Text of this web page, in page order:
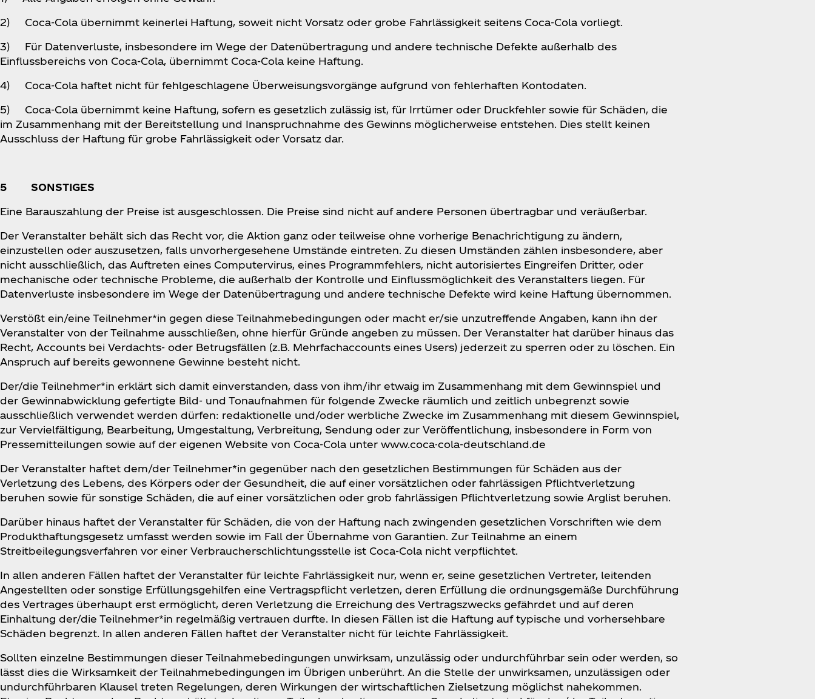
2) Coca‑Cola übernimmt keinerlei Haftung, soweit nicht Vorsatz oder grobe Fahrlässigkeit seitens Coca‑Cola vorliegt.
3) Für Datenverluste, insbesondere im Wege der Datenübertragung und andere technische Defekte außerhalb des
Einflussbereichs von Coca‑Cola, übernimmt Coca‑Cola keine Haftung.
4) Coca‑Cola haftet nicht für fehlgeschlagene Überweisungsvorgänge aufgrund von fehlerhaften Kontodaten.
5) Coca‑Cola übernimmt keine Haftung, sofern es gesetzlich zulässig ist, für Irrtümer oder Druckfehler sowie für Schäden, die
im Zusammenhang mit der Bereitstellung und Inanspruchnahme des Gewinns möglicherweise entstehen. Dies stellt keinen
Ausschluss der Haftung für grobe Fahrlässigkeit oder Vorsatz dar.
5 SONSTIGES
Eine Barauszahlung der Preise ist ausgeschlossen. Die Preise sind nicht auf andere Personen übertragbar und veräußerbar.
Der Veranstalter behält sich das Recht vor, die Aktion ganz oder teilweise ohne vorherige Benachrichtigung zu ändern,
einzustellen oder auszusetzen, falls unvorhergesehene Umstände eintreten. Zu diesen Umständen zählen insbesondere, aber
nicht ausschließlich, das Auftreten eines Computervirus, eines Programmfehlers, nicht autorisiertes Eingreifen Dritter, oder
mechanische oder technische Probleme, die außerhalb der Kontrolle und Einflussmöglichkeit des Veranstalters liegen. Für
Datenverluste insbesondere im Wege der Datenübertragung und andere technische Defekte wird keine Haftung übernommen.
Verstößt ein/eine Teilnehmer*in gegen diese Teilnahmebedingungen oder macht er/sie unzutreffende Angaben, kann ihn der
Veranstalter von der Teilnahme ausschließen, ohne hierfür Gründe angeben zu müssen. Der Veranstalter hat darüber hinaus das
Recht, Accounts bei Verdachts- oder Betrugsfällen (z.B. Mehrfachaccounts eines Users) jederzeit zu sperren oder zu löschen. Ein
Anspruch auf bereits gewonnene Gewinne besteht nicht.
Der/die Teilnehmer*in erklärt sich damit einverstanden, dass von ihm/ihr etwaig im Zusammenhang mit dem Gewinnspiel und
der Gewinnabwicklung gefertigte Bild- und Tonaufnahmen für folgende Zwecke räumlich und zeitlich unbegrenzt sowie
ausschließlich verwendet werden dürfen: redaktionelle und/oder werbliche Zwecke im Zusammenhang mit diesem Gewinnspiel,
zur Vervielfältigung, Bearbeitung, Umgestaltung, Verbreitung, Sendung oder zur Veröffentlichung, insbesondere in Form von
Pressemitteilungen sowie auf der eigenen Website von Coca‑Cola unter www.coca-cola-deutschland.de
Der Veranstalter haftet dem/der Teilnehmer*in gegenüber nach den gesetzlichen Bestimmungen für Schäden aus der
Verletzung des Lebens, des Körpers oder der Gesundheit, die auf einer vorsätzlichen oder fahrlässigen Pflichtverletzung
beruhen sowie für sonstige Schäden, die auf einer vorsätzlichen oder grob fahrlässigen Pflichtverletzung sowie Arglist beruhen.
Darüber hinaus haftet der Veranstalter für Schäden, die von der Haftung nach zwingenden gesetzlichen Vorschriften wie dem
Produkthaftungsgesetz umfasst werden sowie im Fall der Übernahme von Garantien. Zur Teilnahme an einem
Streitbeilegungsverfahren vor einer Verbraucherschlichtungsstelle ist Coca‑Cola nicht verpflichtet.
In allen anderen Fällen haftet der Veranstalter für leichte Fahrlässigkeit nur, wenn er, seine gesetzlichen Vertreter, leitenden
Angestellten oder sonstige Erfüllungsgehilfen eine Vertragspflicht verletzen, deren Erfüllung die ordnungsgemäße Durchführung
des Vertrages überhaupt erst ermöglicht, deren Verletzung die Erreichung des Vertragszwecks gefährdet und auf deren
Einhaltung der/die Teilnehmer*in regelmäßig vertrauen durfte. In diesen Fällen ist die Haftung auf typische und vorhersehbare
Schäden begrenzt. In allen anderen Fällen haftet der Veranstalter nicht für leichte Fahrlässigkeit.
Sollten einzelne Bestimmungen dieser Teilnahmebedingungen unwirksam, unzulässig oder undurchführbar sein oder werden, so
lässt dies die Wirksamkeit der Teilnahmebedingungen im Übrigen unberührt. An die Stelle der unwirksamen, unzulässigen oder
undurchführbaren Klausel treten Regelungen, deren Wirkungen der wirtschaftlichen Zielsetzung möglichst nahekommen.